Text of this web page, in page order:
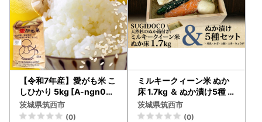
【令和7年産】愛がも米 こ
しひかり 5kg [A-ngn002
]
茨城県筑西市
(0)
ミルキークィーン米 ぬか
床 1.7kg ＆ ぬか漬け5種 セ
ット ( SUGIDOCO 容器付
き )
茨城県筑西市
(0)